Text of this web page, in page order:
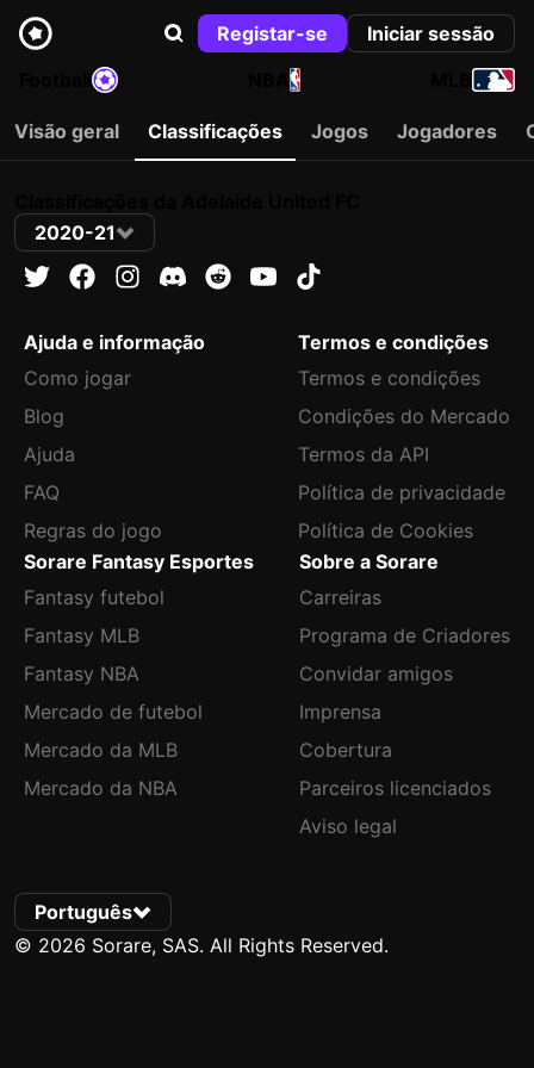
Registar-se
Iniciar sessão
NBA
Visão geral Classificações Jogos Jogadores
2020-21
Ajuda e informação
Como jogar
Blog
Ajuda
FAQ
Regras do jogo
Termos e condições
Termos e condições
Condições do Mercado
Termos da API
Política de privacidade
Política de Cookies
Sorare Fantasy Esportes
Fantasy futebol
Fantasy MLB
Fantasy NBA
Mercado de futebol
Mercado da MLB
Mercado da NBA
Sobre a Sorare
Carreiras
Programa de Criadores
Convidar amigos
Imprensa
Cobertura
Parceiros licenciados
Aviso legal
Português
© 2026 Sorare, SAS. All Rights Reserved.